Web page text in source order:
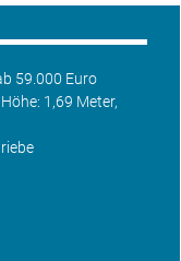
59.000 Euro
1,69 Meter,